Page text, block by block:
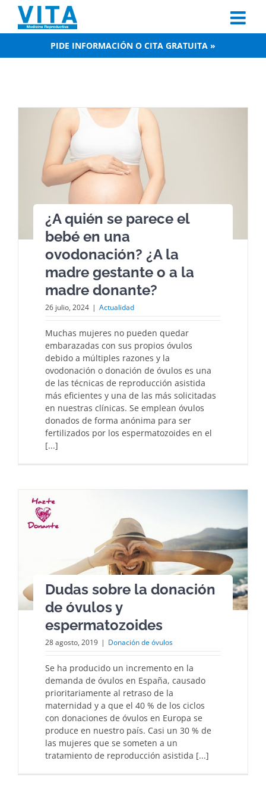
content
PIDE INFORMACIÓN O CITA GRATUITA »
¿A quién se parece el
bebé en una
ovodonación? ¿A la
madre gestante o a la
madre donante?
26 julio, 2024 | Actualidad
Muchas mujeres no pueden quedar
embarazadas con sus propios óvulos
debido a múltiples razones y la
ovodonación o donación de óvulos es una
de las técnicas de reproducción asistida
más eficientes y una de las más solicitadas
en nuestras clínicas. Se emplean óvulos
donados de forma anónima para ser
fertilizados por los espermatozoides en el
[...]
Dudas sobre la donación
de óvulos y
espermatozoides
28 agosto, 2019 | Donación de óvulos
Se ha producido un incremento en la
demanda de óvulos en España, causado
prioritariamente al retraso de la
maternidad y a que el 40 % de los ciclos
con donaciones de óvulos en Europa se
produce en nuestro país. Casi un 30 % de
las mujeres que se someten a un
tratamiento de reproducción asistida [...]